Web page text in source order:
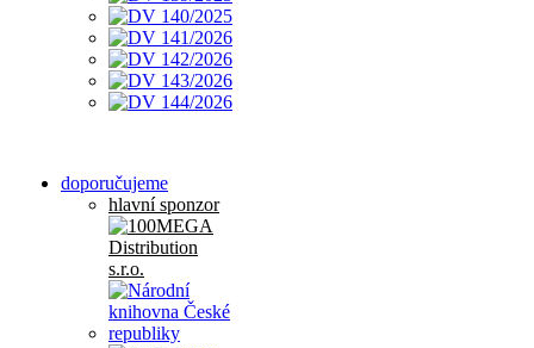
doporučujeme
hlavní sponzor